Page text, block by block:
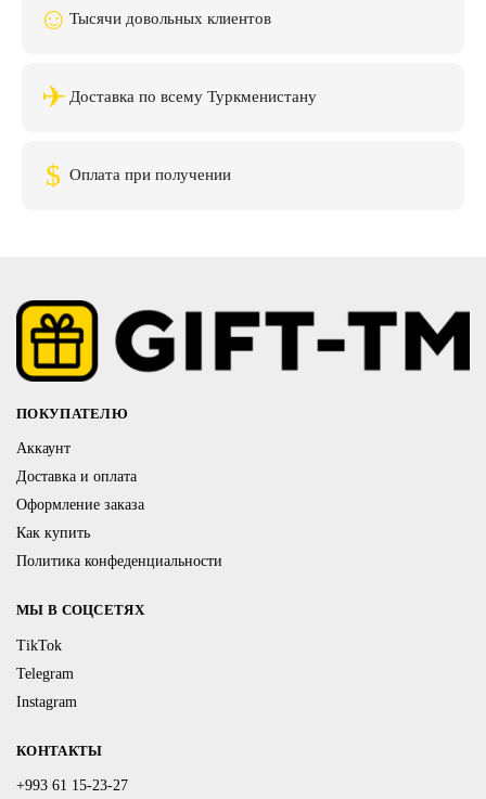
☺ Тысячи довольных клиентов
✈ Доставка по всему Туркменистану
$ Оплата при получении
ПОКУПАТЕЛЮ
Аккаунт
Доставка и оплата
Оформление заказа
Как купить
Политика конфеденциальности
МЫ В СОЦСЕТЯХ
TikTok
Telegram
Instagram
КОНТАКТЫ
+993 61 15-23-27